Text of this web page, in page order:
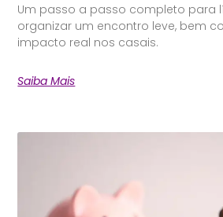
Um passo a passo completo para
organizar um encontro leve, bem
impacto real nos casais.
Saiba Mais